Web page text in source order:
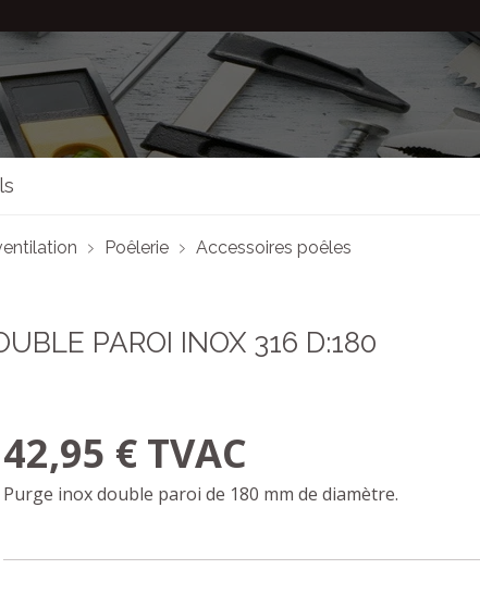
Poêlerie Accessoires poêles
PAROI INOX 316 D:180
42,95 € TVAC
Purge inox double paroi de 180 mm de diamètre.